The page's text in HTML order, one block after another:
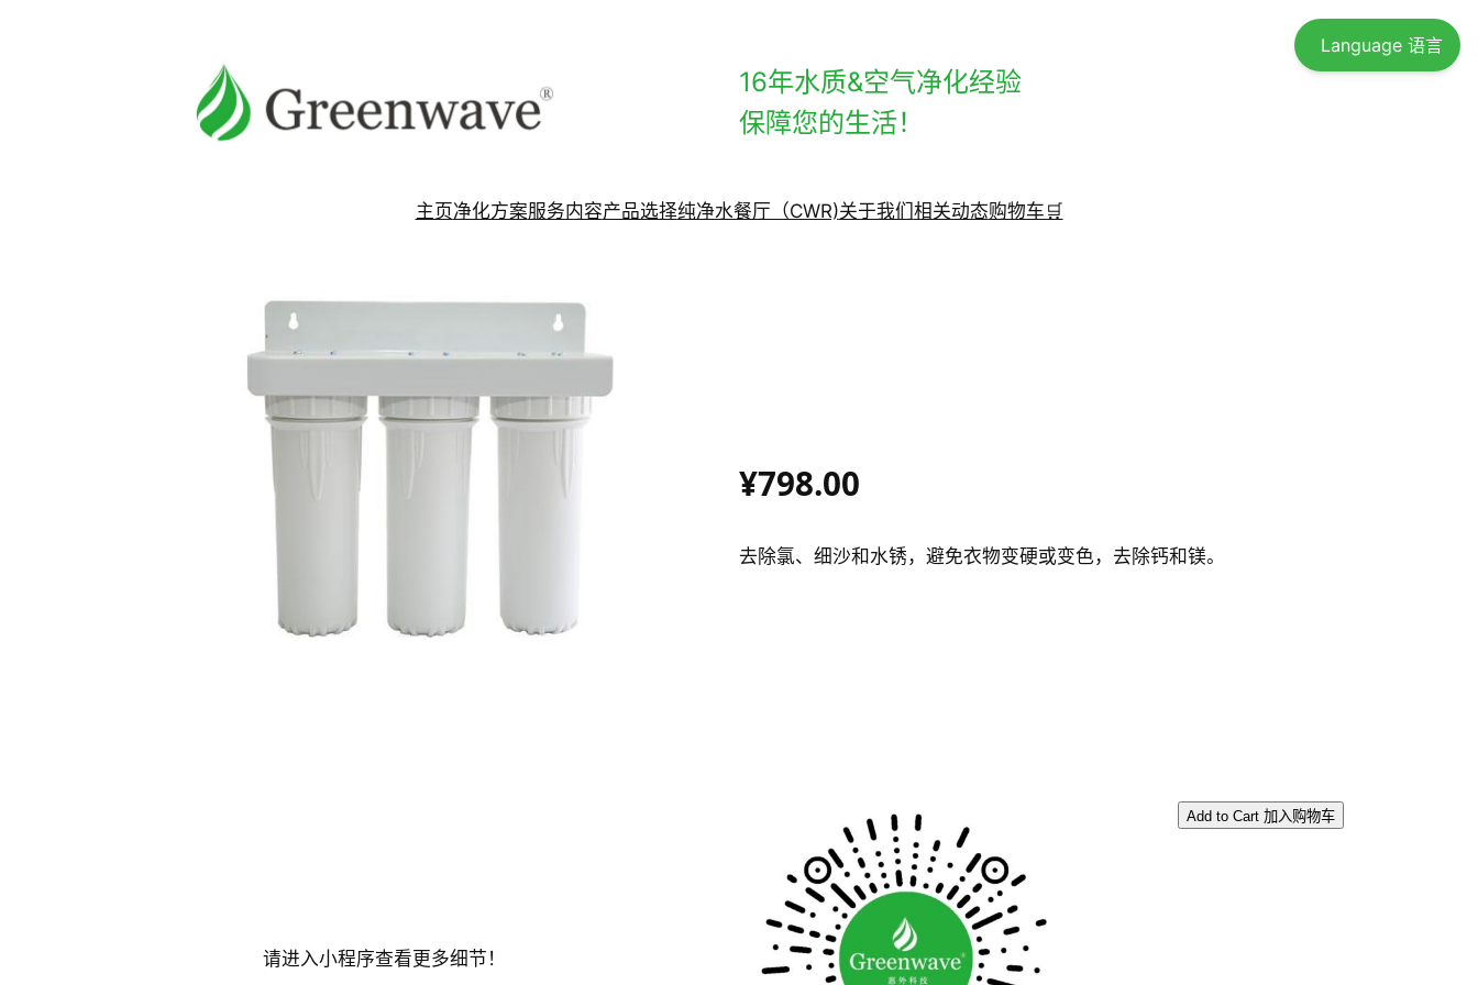
16年水质&空气净化经验
保障您的生活！
主页净化方案服务内容产品选择纯净水餐厅（CWR)关于我们相关动态购物车🛒
¥798.00
去除氯、细沙和水锈，避免衣物变硬或变色，去除钙和镁。
请进入小程序查看更多细节！
Language 语言